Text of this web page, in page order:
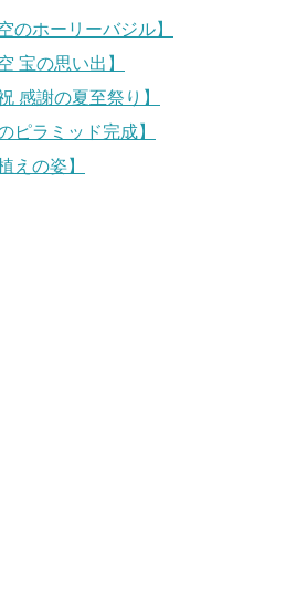
のホーリーバジル】
宝の思い出】
感謝の夏至祭り】
ピラミッド完成】
えの姿】